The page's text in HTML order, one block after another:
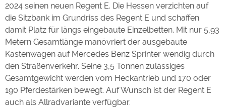
2024 seinen neuen Regent E. Die Hessen verzichten auf
die Sitzbank im Grundriss des Regent E und schaffen
damit Platz für längs eingebaute Einzelbetten. Mit nur 5,93
Metern Gesamtlänge manövriert der ausgebaute
Kastenwagen auf Mercedes Benz Sprinter wendig durch
den Straßenverkehr. Seine 3,5 Tonnen zulässiges
Gesamtgewicht werden vom Heckantrieb und 170 oder
190 Pferdestärken bewegt. Auf Wunsch ist der Regent E
auch als Allradvariante verfügbar.